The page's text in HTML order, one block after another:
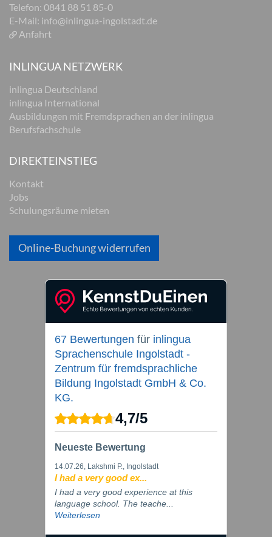
Telefon: 0841 88 51 85-0
E-Mail: info@inlingua-ingolstadt.de
Anfahrt
INLINGUA NETZWERK
inlingua Deutschland
inlingua International
Ausbildungen mit Fremdsprachen an der inlingua
Berufsfachschule
DIREKTEINSTIEG
Kontakt
Jobs
Schulungsräume mieten
Online-Buchung widerrufen
67 Bewertungen für inlingua
Sprachenschule Ingolstadt -
Zentrum für fremdsprachliche
Bildung Ingolstadt GmbH & Co.
KG.
4,7/5
Neueste Bewertung
14.07.26, Lakshmi P., Ingolstadt
I had a very good ex...
I had a very good experience at this
language school. The teache...
Weiterlesen